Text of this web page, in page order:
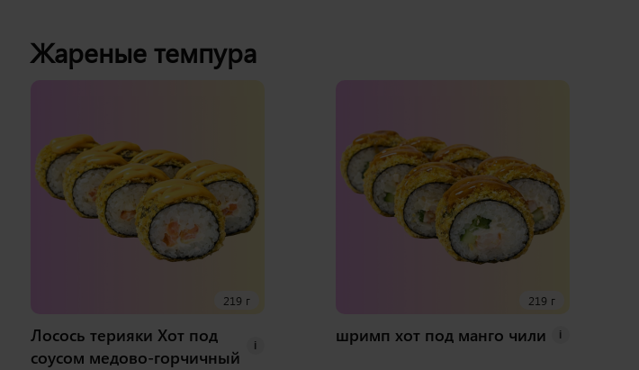
Жареные темпура
219 г
Лосось терияки Хот под
соусом медово-горчичный
i
219 г
шримп хот под манго чили i